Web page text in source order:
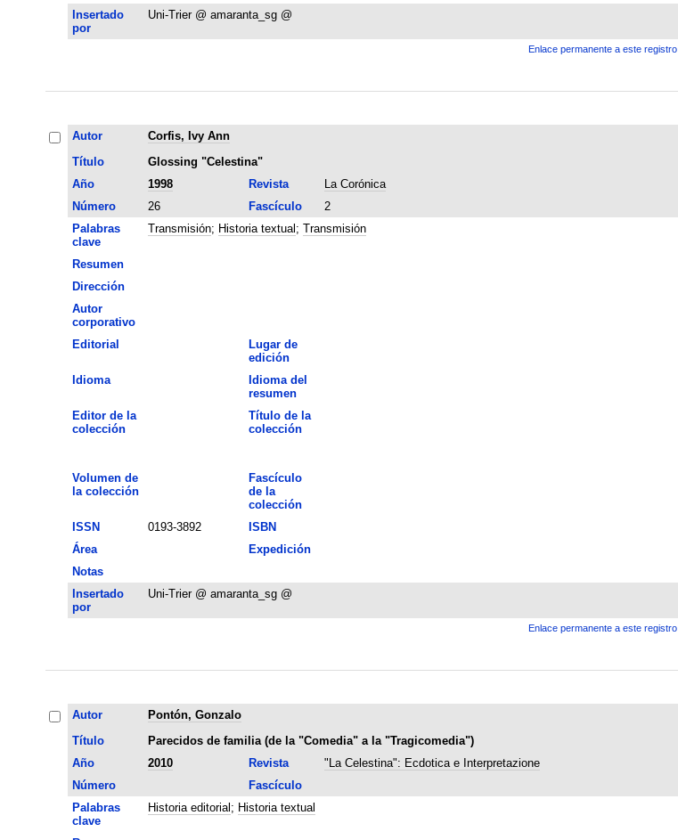
Insertado
por
Uni-Trier @ amaranta_sg @
Enlace permanente a este registro
Autor
Corfis, Ivy Ann
Título
Glossing "Celestina"
Año
1998 Revista La Corónica
Número
26 Fascículo 2
Palabras
clave
Transmisión; Historia textual ; Transmisión
Resumen
Dirección
Autor
corporativo
Editorial
Lugar de
edición
Idioma
Idioma del
resumen
Editor de la
colección
Título de la
colección
Volumen de
la colección
Fascículo
de la
colección
ISSN 0193-3892 ISBN
Área
Expedición
Notas
Insertado
por
Uni-Trier @ amaranta_sg @
Enlace permanente a este registro
Autor
Pontón, Gonzalo
Título
Parecidos de familia (de la "Comedia" a la "Tragicomedia")
Año
2010 Revista "La Celestina": Ecdotica e Interpretazione
Número
Fascículo
Palabras
clave
Historia editorial ; Historia textual